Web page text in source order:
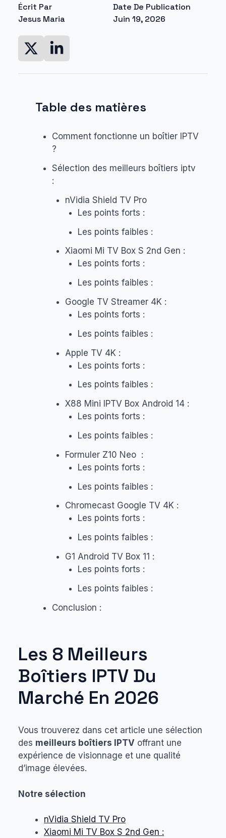
Écrit Par
Jesus Maria
Date De Publication
Juin 19, 2026
Les 8 Meilleurs
Boîtiers IPTV Du
Marché En 2026
Vous trouverez dans cet article une sélection
des meilleurs boîtiers IPTV offrant une
expérience de visionnage et une qualité
d’image élevées.
Notre sélection
nVidia Shield TV Pro
Xiaomi Mi TV Box S 2nd Gen :
Table des matières
Comment fonctionne un boîtier IPTV
?
Sélection des meilleurs boîtiers iptv
:
nVidia Shield TV Pro
Les points forts :
Les points faibles :
Xiaomi Mi TV Box S 2nd Gen :
Les points forts :
Les points faibles :
Google TV Streamer 4K :
Les points forts :
Les points faibles :
Apple TV 4K :
Les points forts :
Les points faibles :
X88 Mini IPTV Box Android 14 :
Les points forts :
Les points faibles :
Formuler Z10 Neo :
Les points forts :
Les points faibles :
Chromecast Google TV 4K :
Les points forts :
Les points faibles :
G1 Android TV Box 11 :
Les points forts :
Les points faibles :
Conclusion :